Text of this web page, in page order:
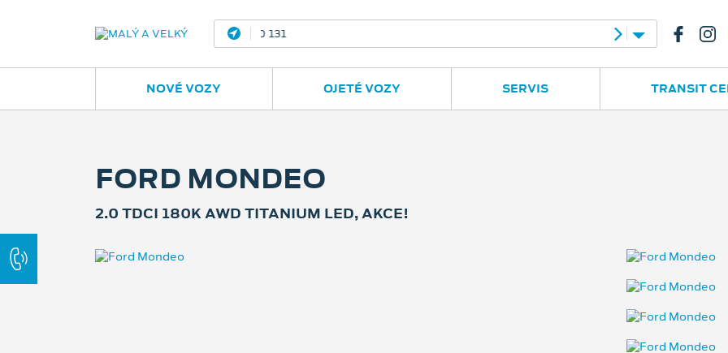
Ostrava - Vítkovice
NOVÉ VOZY OJETÉ VOZY SERVIS TRANSIT
FORD MONDEO
2.0 TDCI 180K AWD TITANIUM LED, AKCE!